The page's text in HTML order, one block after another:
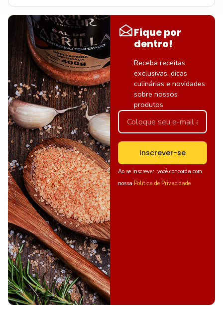
Fique por
dentro!
Receba receitas
exclusivas, dicas
culinárias e novidades
sobre nossos
produtos
Inscrever-se
Ao se inscrever, você concorda com
nossa Política de Privacidade